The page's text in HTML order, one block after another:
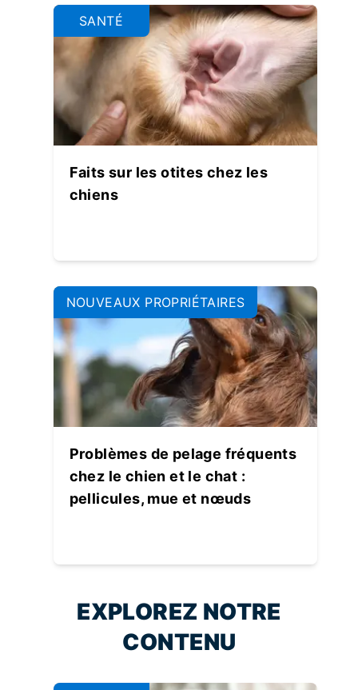
SANTÉ
Faits sur les otites chez les
chiens
NOUVEAUX PROPRIÉTAIRES
Problèmes de pelage fréquents
chez le chien et le chat :
pellicules, mue et nœuds
EXPLOREZ NOTRE
CONTENU